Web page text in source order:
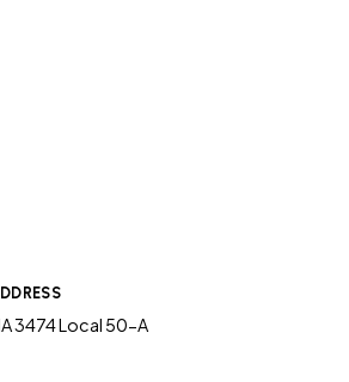
3474 Local 50-A